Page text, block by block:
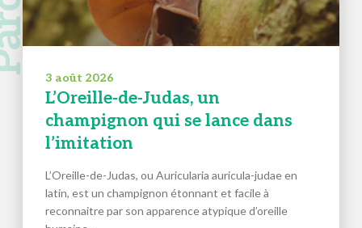
3 août 2026
L’Oreille-de-Judas, un
champignon qui se lance dans
l’imitation
L’Oreille-de-Judas, ou Auricularia auricula-judae en
latin, est un champignon étonnant et facile à
reconnaitre par son apparence atypique d’oreille